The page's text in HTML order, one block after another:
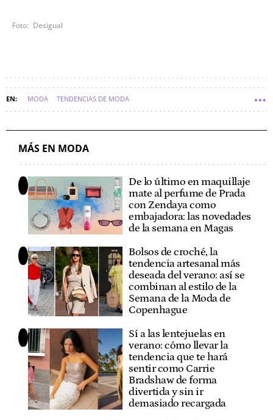
Desigual
MODA TENDENCIAS DE MODA
MÁS EN MODA
De lo último en maquillaje
mate al perfume de Prada
con Zendaya como
embajadora: las novedades
de la semana en Magas
Bolsos de croché, la
tendencia artesanal más
deseada del verano: así se
combinan al estilo de la
Semana de la Moda de
Copenhague
Sí a las lentejuelas en
verano: cómo llevar la
tendencia que te hará
sentir como Carrie
Bradshaw de forma
divertida y sin ir
demasiado recargada